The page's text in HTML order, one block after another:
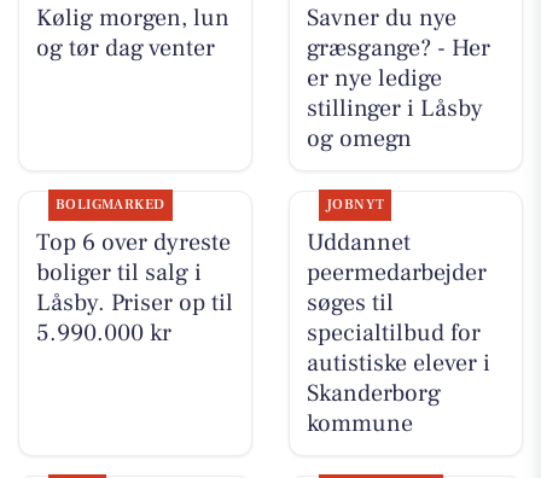
Kølig morgen, lun
og tør dag venter
Savner du nye
græsgange? - Her
er nye ledige
stillinger i Låsby
og omegn
BOLIGMARKED
Top 6 over dyreste
boliger til salg i
Låsby. Priser op til
5.990.000 kr
JOBNYT
Uddannet
peermedarbejder
søges til
specialtilbud for
autistiske elever i
Skanderborg
kommune